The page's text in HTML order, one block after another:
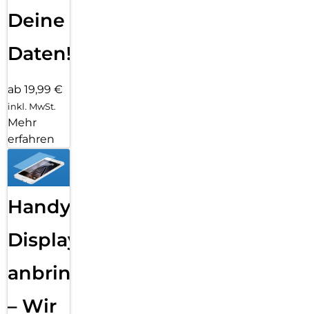
Deine
Daten!
ab 19,99 €
inkl. MwSt.
Mehr
erfahren
Handy
Displayfolie
anbringen
– Wir